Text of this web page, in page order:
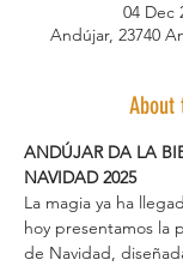
04 Dec
Andújar, 23740
About
ANDÚJAR DA LA
NAVIDAD 2025
La magia ya ha
hoy presentamos la
de Navidad,